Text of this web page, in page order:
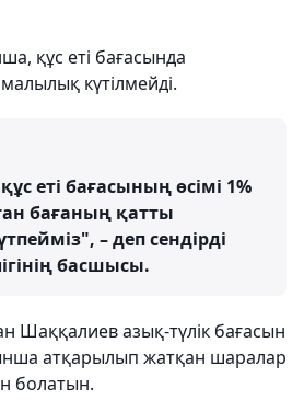
құс еті бағасында
күтілмейді.
еті бағасының өсімі 1%
бағаның қатты
– деп сендірді
басшысы.
Шаққалиев азық-түлік бағасын
атқарылып жатқан шаралар
болатын.